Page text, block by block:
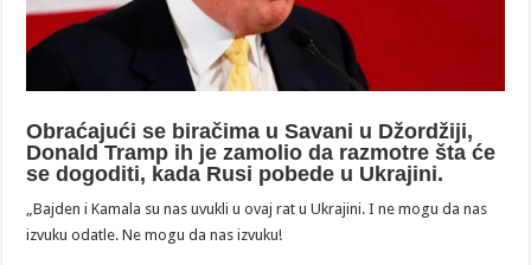
Obraćajući se biračima u Savani u Džordžiji,
Donald Tramp ih je zamolio da razmotre šta će
se dogoditi, kada Rusi pobede u Ukrajini.
„Bajden i Kamala su nas uvukli u ovaj rat u Ukrajini. I ne mogu da nas
izvuku odatle. Ne mogu da nas izvuku!